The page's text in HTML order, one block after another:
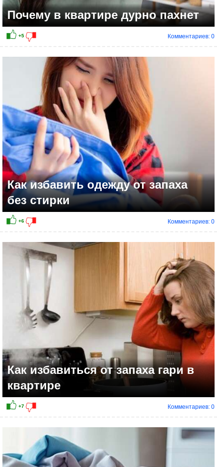
+3
Почему в квартире дурно пахнет
Комментариев: 0
Как избавить одежду от запаха
без стирки
Комментариев: 0
Как избавиться от запаха гари в
квартире
Комментариев: 0